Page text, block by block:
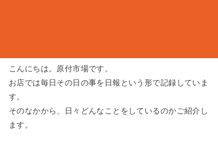
こんにちは。原付市場です。
お店では毎日その日の事を日報という形で記録していま
す。
そのなかから、日々どんなことをしているのかご紹介し
ます。